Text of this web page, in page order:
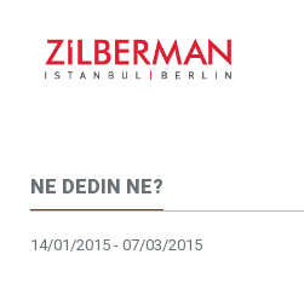
NE DEDIN NE?
14/01/2015 - 07/03/2015